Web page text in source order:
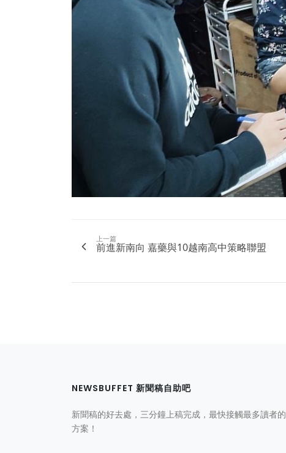
上一篇
前進新南向 嘉藥與10越南高中策略聯盟
NEWSBUFFET 新聞稿自助吧
新聞稿的好去處，三分鐘上稿完成，最快接觸最多讀者的
方案！